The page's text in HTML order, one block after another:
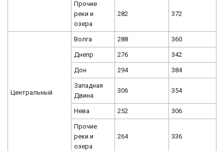
Прочие
реки и
озера
282 372
Центральный
Волга 288 360
Днепр 276 342
Дон 294 384
Западная
Двина
306 354
Нева 252 306
Прочие
реки и
озера
264 336